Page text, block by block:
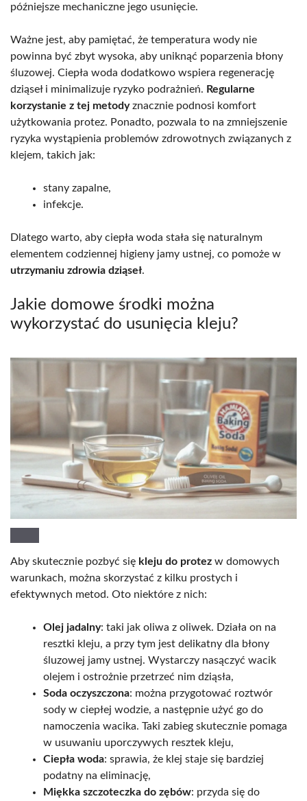
późniejsze mechaniczne jego usunięcie.
Ważne jest, aby pamiętać, że temperatura wody nie
powinna być zbyt wysoka, aby uniknąć poparzenia błony
śluzowej. Ciepła woda dodatkowo wspiera regenerację
dziąseł i minimalizuje ryzyko podrażnień. Regularne
korzystanie z tej metodyznacznie podnosi komfort
użytkowania protez. Ponadto, pozwala to na zmniejszenie
ryzyka wystąpienia problemów zdrowotnych związanych z
klejem, takich jak:
stany zapalne,
infekcje.
Dlatego warto, aby ciepła woda stała się naturalnym
elementem codziennej higieny jamy ustnej, co pomoże w
utrzymaniu zdrowia dziąseł.
Jakie domowe środki można
wykorzystać do usunięcia kleju?
Aby skutecznie pozbyć się kleju do protez w domowych
warunkach, można skorzystać z kilku prostych i
efektywnych metod. Oto niektóre z nich:
Olej jadalny: taki jak oliwa z oliwek. Działa on na
resztki kleju, a przy tym jest delikatny dla błony
śluzowej jamy ustnej. Wystarczy nasączyć wacik
olejem i ostrożnie przetrzeć nim dziąsła,
Soda oczyszczona: można przygotować roztwór
sody w ciepłej wodzie, a następnie użyć go do
namoczenia wacika. Taki zabieg skutecznie pomaga
w usuwaniu uporczywych resztek kleju,
Ciepła woda: sprawia, że klej staje się bardziej
podatny na eliminację,
Miękka szczoteczka do zębów: przyda się do